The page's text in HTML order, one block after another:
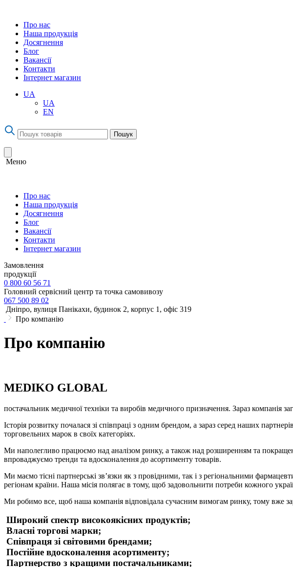
Про нас
Наша продукція
Досягнення
Блог
Вакансії
Контакти
Інтернет магазин
UA
UA
EN
Пошук
Меню
Про нас
Наша продукція
Досягнення
Блог
Вакансії
Контакти
Інтернет магазин
Замовлення
продукції
0 800 60 56 71
Головний сервісний центр та точка самовивозу
067 500 89 02
Дніпро, вулиця Панікахи, будинок 2, корпус 1, офіс 319
Про компанію
Про компанію
MEDIKO GLOBAL
постачальник медичної техніки та виробів медичного призначення. Зараз компанія
Історія розвитку почалася зі співпраці з одним брендом, а зараз серед наших
торговельних марок в своїх категоріях.
Ми наполегливо працюємо над аналізом ринку, а також над розширенням та
впроваджуємо тренди та вдосконалення до асортименту товарів.
Ми маємо тісні партнерські зв’язки як з провідними, так і з регіональними
регіонам країни. Наша місія полягає в тому, щоб задовольнити потреби кожного
Ми робимо все, щоб наша компанія відповідала сучасним вимогам ринку, тому вже
Широкий спектр високоякісних продуктів;
Власнi торгові марки;
Співпраця зі світовими брендами;
Постійне вдосконалення асортименту;
Партнерство з кращими постачальниками;